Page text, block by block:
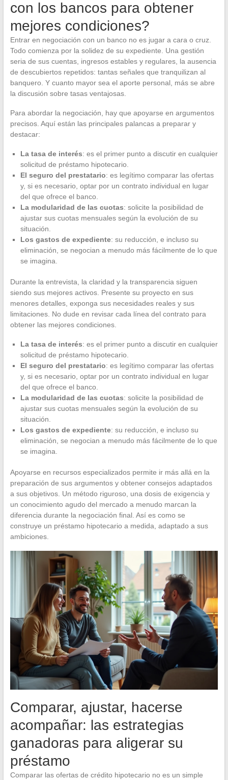
con los bancos para obtener
mejores condiciones?
Entrar en negociación con un banco no es jugar a cara o cruz.
Todo comienza por la solidez de su expediente. Una gestión
seria de sus cuentas, ingresos estables y regulares, la ausencia
de descubiertos repetidos: tantas señales que tranquilizan al
banquero. Y cuanto mayor sea el aporte personal, más se abre
la discusión sobre tasas ventajosas.
Para abordar la negociación, hay que apoyarse en argumentos
precisos. Aquí están las principales palancas a preparar y
destacar:
La tasa de interés: es el primer punto a discutir en cualquier
solicitud de préstamo hipotecario.
El seguro del prestatario: es legítimo comparar las ofertas
y, si es necesario, optar por un contrato individual en lugar
del que ofrece el banco.
La modularidad de las cuotas: solicite la posibilidad de
ajustar sus cuotas mensuales según la evolución de su
situación.
Los gastos de expediente: su reducción, e incluso su
eliminación, se negocian a menudo más fácilmente de lo que
se imagina.
Durante la entrevista, la claridad y la transparencia siguen
siendo sus mejores activos. Presente su proyecto en sus
menores detalles, exponga sus necesidades reales y sus
limitaciones. No dude en revisar cada línea del contrato para
obtener las mejores condiciones.
La tasa de interés: es el primer punto a discutir en cualquier
solicitud de préstamo hipotecario.
El seguro del prestatario: es legítimo comparar las ofertas
y, si es necesario, optar por un contrato individual en lugar
del que ofrece el banco.
La modularidad de las cuotas: solicite la posibilidad de
ajustar sus cuotas mensuales según la evolución de su
situación.
Los gastos de expediente: su reducción, e incluso su
eliminación, se negocian a menudo más fácilmente de lo que
se imagina.
Apoyarse en recursos especializados permite ir más allá en la
preparación de sus argumentos y obtener consejos adaptados
a sus objetivos. Un método riguroso, una dosis de exigencia y
un conocimiento agudo del mercado a menudo marcan la
diferencia durante la negociación final. Así es como se
construye un préstamo hipotecario a medida, adaptado a sus
ambiciones.
Comparar, ajustar, hacerse
acompañar: las estrategias
ganadoras para aligerar su
préstamo
Comparar las ofertas de crédito hipotecario no es un simple